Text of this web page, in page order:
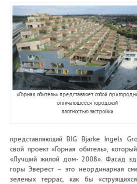
«Горная обитель» представляет собой
отличающееся городской
плотностью застройки
представляющий BIG Bjarke Ingels
свой проект «Горная обитель»,
«Лучший жилой дом- 2008». Фасад
горы Эверест – это неординарная
зеленых террас, как бы